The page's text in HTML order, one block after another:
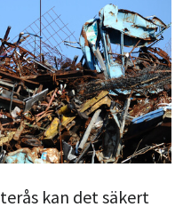
kan det säkert